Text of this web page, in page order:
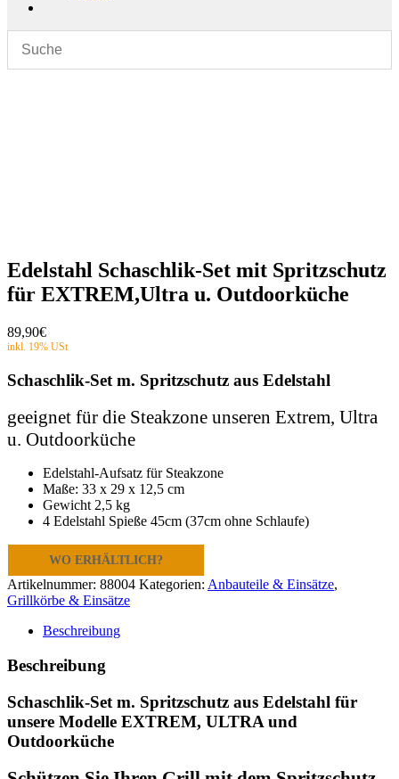
Edelstahl Schaschlik-Set mit Spritzschutz
für EXTREM,Ultra u. Outdoorküche
89,90€
Schaschlik-Set m. Spritzschutz aus Edelstahl
geeignet für die Steakzone unseren Extrem, Ultra
u. Outdoorküche
Edelstahl-Aufsatz für Steakzone
Maße: 33 x 29 x 12,5 cm
Gewicht 2,5 kg
4 Edelstahl Spieße 45cm (37cm ohne Schlaufe)
WO ERHÄLTLICH?
Artikelnummer: 88004 Kategorien: Anbauteile & Einsätze,
Grillkörbe & Einsätze
Beschreibung
Beschreibung
Schaschlik-Set m. Spritzschutz aus Edelstahl für
unsere Modelle EXTREM, ULTRA und
Outdoorküche